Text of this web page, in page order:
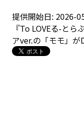
提供開始日: 2026-
『To LOVEる-と
アver.の「モモ」